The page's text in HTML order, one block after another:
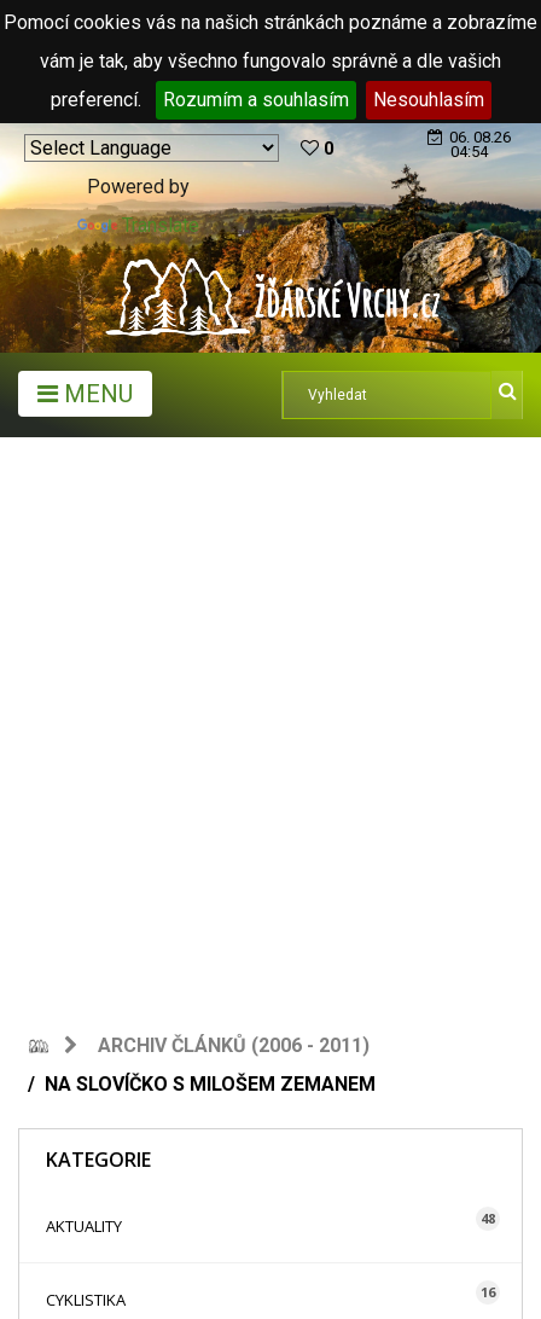
Pomocí cookies vás na našich stránkách poznáme a zobrazíme
vám je tak, aby všechno fungovalo správně a dle vašich
preferencí.
Rozumím a souhlasím Nesouhlasím
Powered by
Translate
0
06. 08.26
04:54
MENU
ARCHIV ČLÁNKŮ (2006 - 2011)
NA SLOVÍČKO S MILOŠEM ZEMANEM
KATEGORIE
AKTUALITY 48
CYKLISTIKA 16